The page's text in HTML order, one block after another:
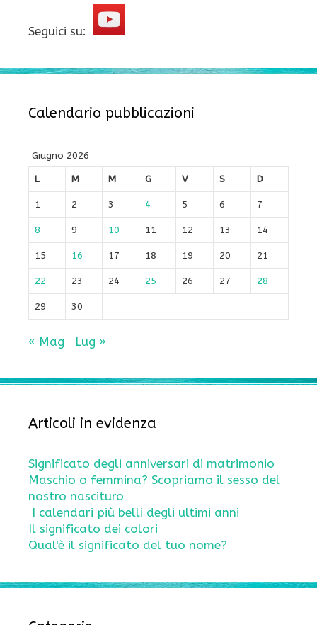
Seguici su:
Calendario pubblicazioni
Giugno 2026
L
M M G V S D
1 2 3 4 5 6 7
8 9 10 11 12 13 14
15 16 17 18 19 20 21
22 23 24 25 26 27 28
29 30
« Mag Lug »
Articoli in evidenza
Significato degli anniversari di matrimonio
Maschio o femmina? Scopriamo il sesso del
nostro nascituro
I calendari più belli degli ultimi anni
Il significato dei colori
Qual'è il significato del tuo nome?